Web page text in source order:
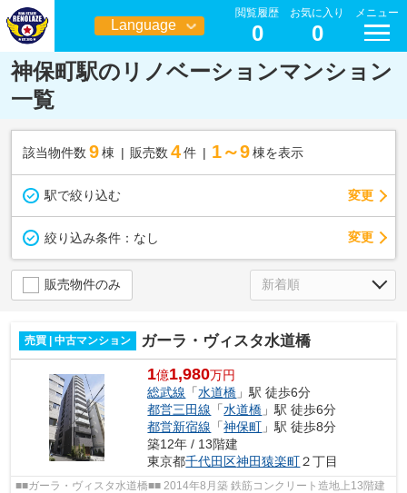
Language
日本語
閲覧履歴
0
お気に入り
0
メニュー
神保町駅のリノベーションマンション
一覧
該当物件数 9棟 販売数 4 件 1～9 棟を表示
駅で絞り込む 変更
絞り込み条件： なし 変更
販売物件のみ
売買 | 中古マンション ガーラ・ヴィスタ水道橋
1億1,980万円
総武線 「水道橋 」駅 徒歩6分
都営三田線 「水道橋 」駅 徒歩6分
都営新宿線 「神保町 」駅 徒歩8分
築12年 / 13階建
東京都千代田区神田猿楽町２丁目
■■ガーラ・ヴィスタ水道橋■■ 2014年8月築 鉄筋コンクリート造地上13階建